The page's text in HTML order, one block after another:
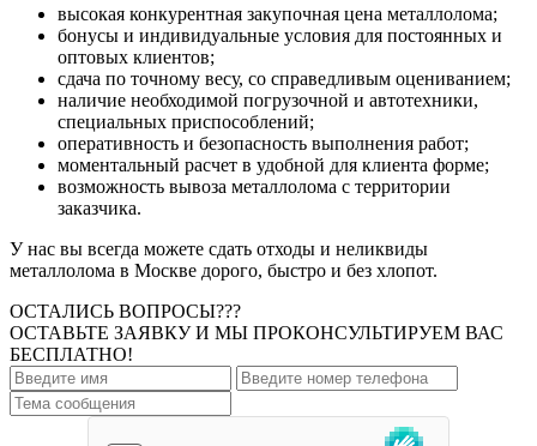
высокая конкурентная закупочная цена металлолома;
бонусы и индивидуальные условия для постоянных и
оптовых клиентов;
сдача по точному весу, со справедливым оцениванием;
наличие необходимой погрузочной и автотехники,
специальных приспособлений;
оперативность и безопасность выполнения работ;
моментальный расчет в удобной для клиента форме;
возможность вывоза металлолома с территории
заказчика.
У нас вы всегда можете сдать отходы и неликвиды
металлолома в Москве дорого, быстро и без хлопот.
ОСТАЛИСЬ ВОПРОСЫ???
ОСТАВЬТЕ ЗАЯВКУ И МЫ ПРОКОНСУЛЬТИРУЕМ ВАС
БЕСПЛАТНО!